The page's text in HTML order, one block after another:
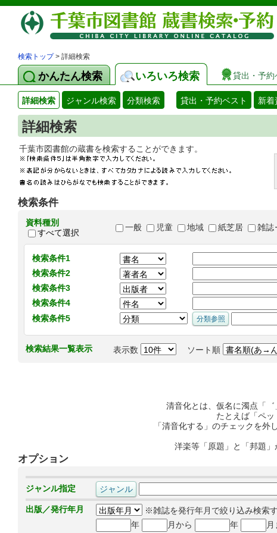
検索トップ> 詳細検索
かんたん検索 いろいろ検索 貸出・予約
詳細検索 ジャンル検索 分類検索 貸出・予約ベスト 新着
詳細検索
千葉市図書館の蔵書を検索することができます
検索条件
資料種別
すべて選択
一般 児童 地域 紙芝居 雑誌
検索条件1
検索条件2
検索条件3
検索条件4
検索条件5
検索結果一覧表示 表示数 ソート順
清音化とは、仮名に濁点「
たとえば「ペ
「清音化する」のチェックを
洋楽等「原題」と「邦題
オプション
ジャンル指定
出版／発行年月
※雑誌を発行年月で絞り込み検索
年
月から 年